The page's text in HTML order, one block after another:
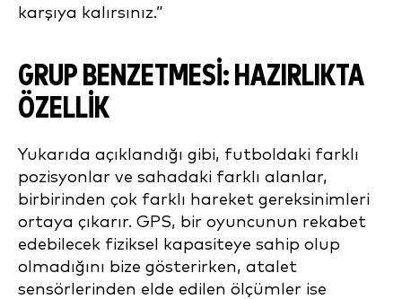
karşıya kalırsınız.”
GRUP BENZETMESİ: HAZIRLIKTA
ÖZELLİK
Yukarıda açıklandığı gibi, futboldaki farklı
pozisyonlar ve sahadaki farklı alanlar,
birbirinden çok farklı hareket gereksinimleri
ortaya çıkarır. GPS, bir oyuncunun rekabet
edebilecek fiziksel kapasiteye sahip olup
olmadığını bize gösterirken, atalet
sensörlerinden elde edilen ölçümler ise